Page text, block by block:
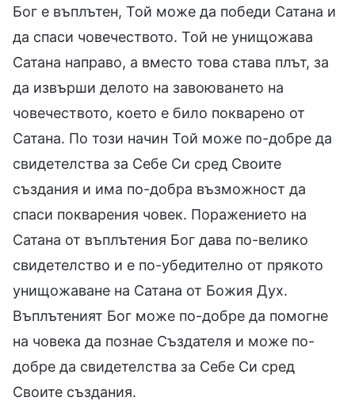
Бог е въплътен, Той може да победи Сатана и
да спаси човечеството. Той не унищожава
Сатана направо, а вместо това става плът, за
да извърши делото на завоюването на
човечеството, което е било покварено от
Сатана. По този начин Той може по-добре да
свидетелства за Себе Си сред Своите
създания и има по-добра възможност да
спаси покварения човек. Поражението на
Сатана от въплътения Бог дава по-велико
свидетелство и е по-убедително от прякото
унищожаване на Сатана от Божия Дух.
Въплътеният Бог може по-добре да помогне
на човека да познае Създателя и може по-
добре да свидетелства за Себе Си сред
Своите създания.